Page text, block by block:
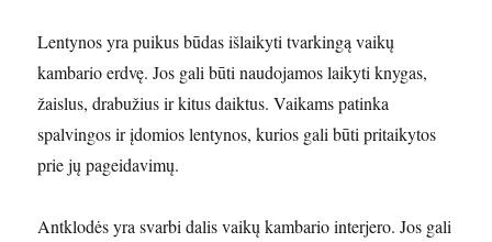
Lentynos yra puikus būdas išlaikyti tvarkingą vaikų
kambario erdvę. Jos gali būti naudojamos laikyti knygas,
žaislus, drabužius ir kitus daiktus. Vaikams patinka
spalvingos ir įdomios lentynos, kurios gali būti pritaikytos
prie jų pageidavimų.
Antklodės yra svarbi dalis vaikų kambario interjero. Jos gali